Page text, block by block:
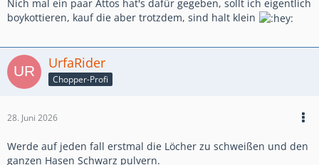
Nich mal ein paar Attos hat's dafür gegeben, sollt ich eigentlich
boykottieren, kauf die aber trotzdem, sind halt klein
UrfaRider
Chopper-Profi
28. Juni 2026
Werde auf jeden fall erstmal die Löcher zu schweißen und den
ganzen Hasen Schwarz pulvern.